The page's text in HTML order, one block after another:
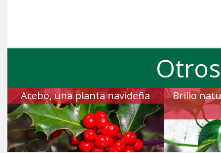
Acebo, una planta navideña Brillo